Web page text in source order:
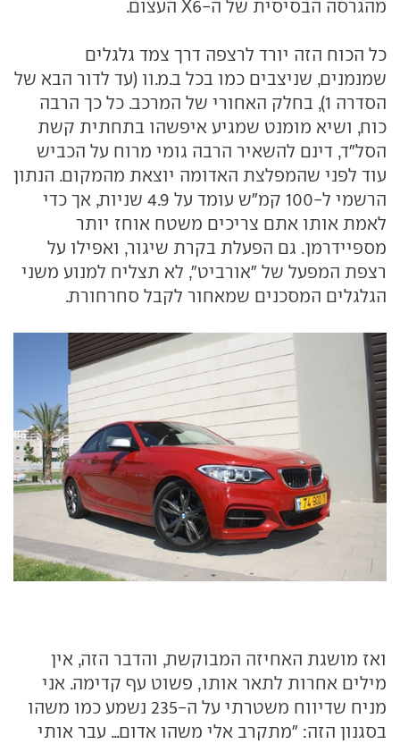
מהגרסה הבסיסית של ה-X6 העצום.
כל הכוח הזה יורד לרצפה דרך צמד גלגלים
שמנמנים, שניצבים כמו בכל ב.מ.וו (עד לדור הבא של
הסדרה 1), בחלק האחורי של המרכב. כל כך הרבה
כוח, ושיא מומנט שמגיע איפשהו בתחתית קשת
הסל"ד, דינם להשאיר הרבה גומי מרוח על הכביש
עוד לפני שהמפלצת האדומה יוצאת מהמקום. הנתון
הרשמי ל-100 קמ"ש עומד על 4.9 שניות, אך כדי
לאמת אותו אתם צריכים משטח אוחז יותר
מספיידרמן. גם הפעלת בקרת שיגור, ואפילו על
רצפת המפעל של "אורביט", לא תצליח למנוע משני
הגלגלים המסכנים שמאחור לקבל סחרחורת.
ואז מושגת האחיזה המבוקשת, והדבר הזה, אין
מילים אחרות לתאר אותו, פשוט עף קדימה. אני
מניח שדיווח משטרתי על ה-235 נשמע כמו משהו
בסגנון הזה: "מתקרב אלי משהו אדום... עבר אותי